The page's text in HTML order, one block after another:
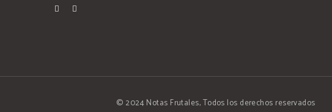
© 2024 Notas Frutales, Todos los derechos reservados